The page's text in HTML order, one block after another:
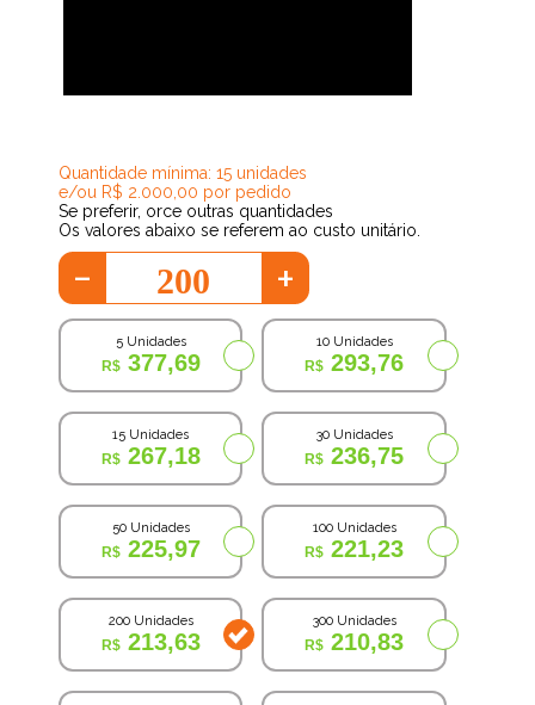
Quantidade mínima: 15 unidades
e/ou R$ 2.000,00 por pedido
Se preferir, orce outras quantidades
Os valores abaixo se referem ao custo unitário.
- +
5 Unidades
377,69
10 Unidades
293,76
15 Unidades
267,18
30 Unidades
236,75
50 Unidades
225,97
100 Unidades
221,23
200 Unidades
213,63
300 Unidades
210,83